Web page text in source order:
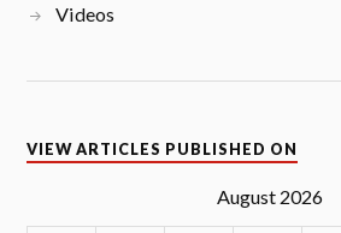
Videos
VIEW ARTICLES PUBLISHED ON
August 2026